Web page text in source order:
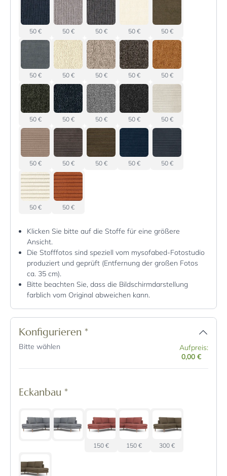
50 € 50 € 50 € 50 € 50 €
50 € 50 € 50 € 50 € 50 €
50 € 50 € 50 € 50 € 50 €
50 € 50 € 50 € 50 € 50 €
50 € 50 €
Klicken Sie bitte auf die Stoffe für eine größere
Ansicht.
Die Stofffotos sind speziell vom mysofabed-Fotostudio
produziert und geprüft (Entfernung der großen Fotos
ca. 35 cm).
Bitte beachten Sie, dass die Bildschirmdarstellung
farblich vom Original abweichen kann.
Konfigurieren *
Bitte wählen
Aufpreis:
0,00 €
Eckanbau *
150 € 150 € 300 €